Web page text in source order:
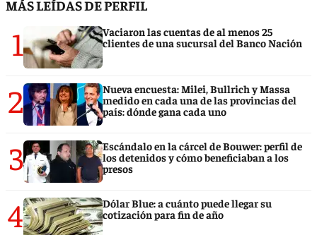
MÁS LEÍDAS DE PERFIL
1
Vaciaron las cuentas de al menos 25
clientes de una sucursal del Banco Nación
2
Nueva encuesta: Milei, Bullrich y Massa
medido en cada una de las provincias del
país: dónde gana cada uno
3
Escándalo en la cárcel de Bouwer: perfil de
los detenidos y cómo beneficiaban a los
presos
4
Dólar Blue: a cuánto puede llegar su
cotización para fin de año